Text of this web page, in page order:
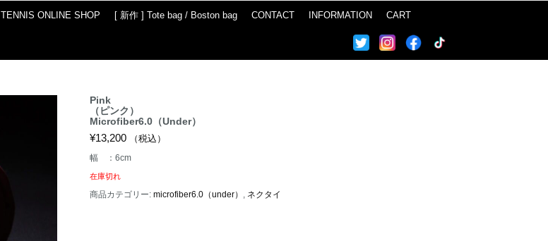
TENNIS ONLINE SHOP [ 新作 ] Tote bag / Boston bag CONTACT INFORMATION CART
Pink
（ピンク）
Microfiber6.0（Under）
¥13,200 （税込）
幅 ：6cm
在庫切れ
商品カテゴリー: microfiber6.0（under） , ネクタイ